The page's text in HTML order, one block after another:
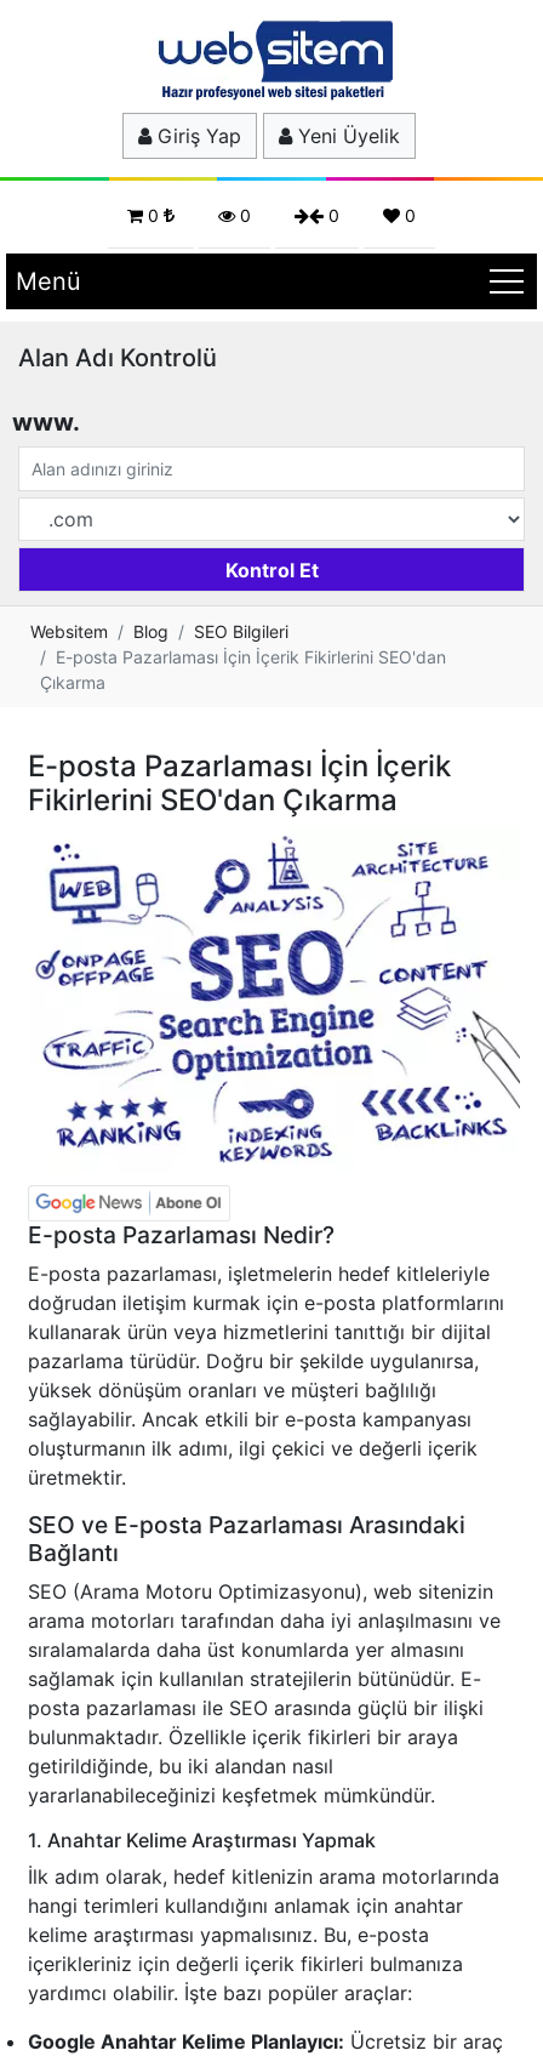
Giriş Yap Yeni Üyelik
0 0 0 0
Menü
Alan Adı Kontrolü
www.
Websitem Blog
SEO Bilgileri
E-posta Pazarlaması İçin İçerik Fikirlerini SEO'dan
Çıkarma
E-posta Pazarlaması İçin İçerik
Fikirlerini SEO'dan Çıkarma
E-posta Pazarlaması Nedir?
E-posta pazarlaması, işletmelerin hedef kitleleriyle
doğrudan iletişim kurmak için e-posta platformlarını
kullanarak ürün veya hizmetlerini tanıttığı bir dijital
pazarlama türüdür. Doğru bir şekilde uygulanırsa,
yüksek dönüşüm oranları ve müşteri bağlılığı
sağlayabilir. Ancak etkili bir e-posta kampanyası
oluşturmanın ilk adımı, ilgi çekici ve değerli içerik
üretmektir.
SEO ve E-posta Pazarlaması Arasındaki
Bağlantı
SEO (Arama Motoru Optimizasyonu), web sitenizin
arama motorları tarafından daha iyi anlaşılmasını ve
sıralamalarda daha üst konumlarda yer almasını
sağlamak için kullanılan stratejilerin bütünüdür. E-
posta pazarlaması ile SEO arasında güçlü bir ilişki
bulunmaktadır. Özellikle içerik fikirleri bir araya
getirildiğinde, bu iki alandan nasıl
yararlanabileceğinizi keşfetmek mümkündür.
1. Anahtar Kelime Araştırması Yapmak
İlk adım olarak, hedef kitlenizin arama motorlarında
hangi terimleri kullandığını anlamak için anahtar
kelime araştırması yapmalısınız. Bu, e-posta
içerikleriniz için değerli içerik fikirleri bulmanıza
yardımcı olabilir. İşte bazı popüler araçlar:
Google Anahtar Kelime Planlayıcı: Ücretsiz bir araç